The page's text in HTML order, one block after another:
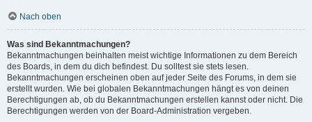
Nach oben
Was sind Bekanntmachungen?
Bekanntmachungen beinhalten meist wichtige Informationen zu dem Bereich
des Boards, in dem du dich befindest. Du solltest sie stets lesen.
Bekanntmachungen erscheinen oben auf jeder Seite des Forums, in dem sie
erstellt wurden. Wie bei globalen Bekanntmachungen hängt es von deinen
Berechtigungen ab, ob du Bekanntmachungen erstellen kannst oder nicht. Die
Berechtigungen werden von der Board-Administration vergeben.